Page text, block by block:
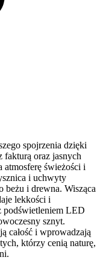
spojrzenia dzięki
fakturą oraz jasnych
świeżości i
i uchwyty
beżu i drewna. Wisząca
lekkości i
podświetleniem LED
sznyt.
całość i wprowadzają
którzy cenią naturę,